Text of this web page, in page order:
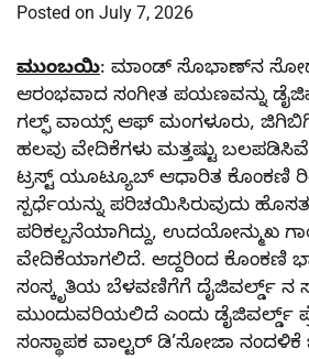
Posted on July 7, 2026
ಮುಂಬಯಿ: ಮಾಂಡ್ ಸೊಭಾಣ್‍ನ
ಆರಂಭವಾದ ಸಂಗೀತ ಪಯಣವನ್ನು
ಗಲ್ಫ್ ವಾಯ್ಸ್ ಆಫ್ ಮಂಗಳೂರು, ಜಿಗಿಬಿಗಿ
ಹಲವು ವೇದಿಕೆಗಳು ಮತ್ತಷ್ಟು
ಟ್ರಸ್ಟ್ ಯೂಟ್ಯೂಬ್ ಆಧಾರಿತ
ಸ್ಪರ್ಧೆಯನ್ನು ಪರಿಚಯಿಸಿರುವುದು
ಪರಿಕಲ್ಪನೆಯಾಗಿದ್ದು, ಉದಯೋನ್ಮುಖ
ವೇದಿಕೆಯಾಗಲಿದೆ. ಆದ್ದರಿಂದ ಕೊಂಕಣಿ
ಸಂಸ್ಕೃತಿಯ ಬೆಳವಣಿಗೆಗೆ ದೈಜಿವರ್ಲ್ಡ್ ನ
ಮುಂದುವರಿಯಲಿದೆ ಎಂದು
ಸಂಸ್ಥಾಪಕ ವಾಲ್ಟರ್ ಡಿ’ಸೋಜಾ